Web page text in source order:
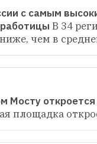
с самым
В 34
чем в
Мосту откроется
площадка